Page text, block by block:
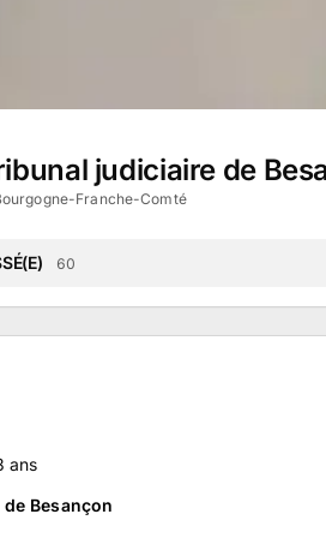
judiciaire de
Franche-Comté
60
ans
Besançon